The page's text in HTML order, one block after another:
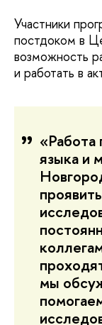
Участники
постдоком в
возможность
и работать в
языка и
мы